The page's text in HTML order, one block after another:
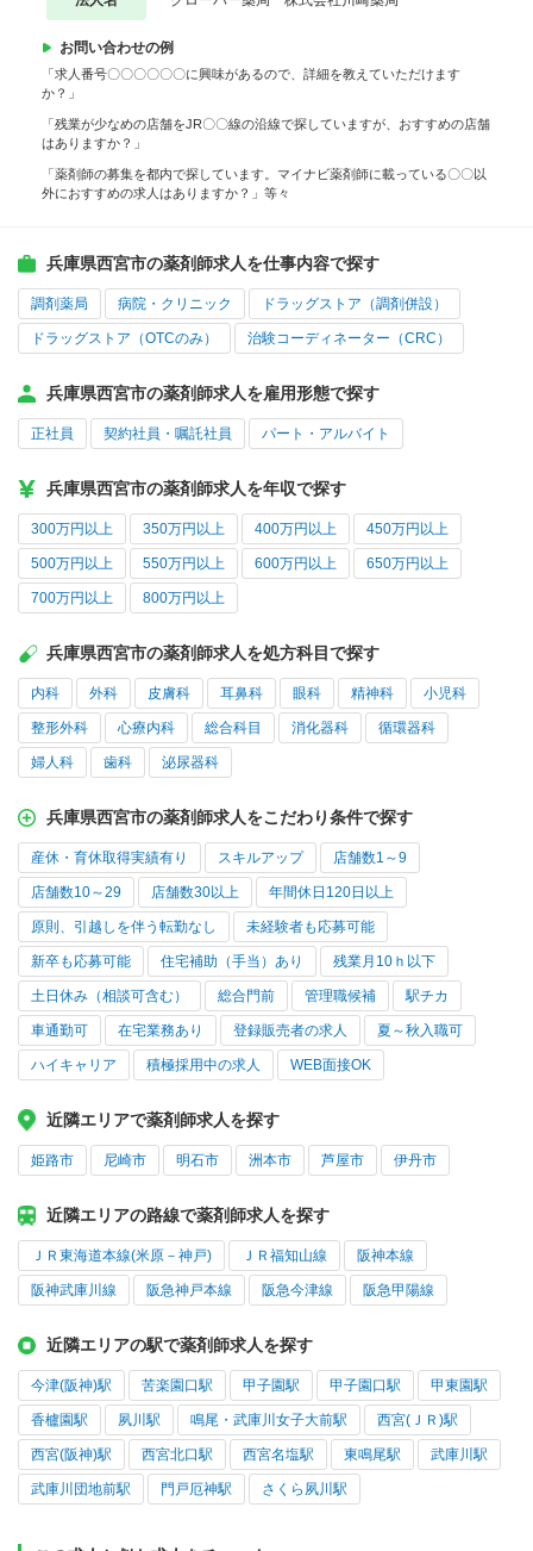
お問い合わせの例
「求人番号〇〇〇〇〇〇に興味があるので、詳細を教えていただけます
か？」
「残業が少なめの店舗をJR〇〇線の沿線で探していますが、おすすめの店舗
はありますか？」
「薬剤師の募集を都内で探しています。マイナビ薬剤師に載っている〇〇以
外におすすめの求人はありますか？」等々
兵庫県西宮市の薬剤師求人を仕事内容で探す
調剤薬局 病院・クリニック ドラッグストア（調剤併設）
ドラッグストア（OTCのみ） 治験コーディネーター（CRC）
兵庫県西宮市の薬剤師求人を雇用形態で探す
正社員 契約社員・嘱託社員 パート・アルバイト
兵庫県西宮市の薬剤師求人を年収で探す
300万円以上 350万円以上 400万円以上 450万円以上
500万円以上 550万円以上 600万円以上 650万円以上
700万円以上 800万円以上
兵庫県西宮市の薬剤師求人を処方科目で探す
内科 外科 皮膚科 耳鼻科 眼科 精神科 小児科
整形外科 心療内科 総合科目 消化器科 循環器科
婦人科 歯科 泌尿器科
兵庫県西宮市の薬剤師求人をこだわり条件で探す
産休・育休取得実績有り スキルアップ 店舗数1～9
店舗数10～29 店舗数30以上 年間休日120日以上
原則、引越しを伴う転勤なし 未経験者も応募可能
新卒も応募可能 住宅補助（手当）あり 残業月10ｈ以下
土日休み（相談可含む） 総合門前 管理職候補 駅チカ
車通勤可 在宅業務あり 登録販売者の求人 夏～秋入職可
ハイキャリア 積極採用中の求人 WEB面接OK
近隣エリアで薬剤師求人を探す
姫路市 尼崎市 明石市 洲本市 芦屋市 伊丹市
近隣エリアの路線で薬剤師求人を探す
ＪＲ東海道本線(米原－神戸) ＪＲ福知山線 阪神本線
阪神武庫川線 阪急神戸本線 阪急今津線 阪急甲陽線
近隣エリアの駅で薬剤師求人を探す
今津(阪神)駅 苦楽園口駅 甲子園駅 甲子園口駅 甲東園駅
香櫨園駅 夙川駅 鳴尾・武庫川女子大前駅 西宮(ＪＲ)駅
西宮(阪神)駅 西宮北口駅 西宮名塩駅 東鳴尾駅 武庫川駅
武庫川団地前駅 門戸厄神駅 さくら夙川駅